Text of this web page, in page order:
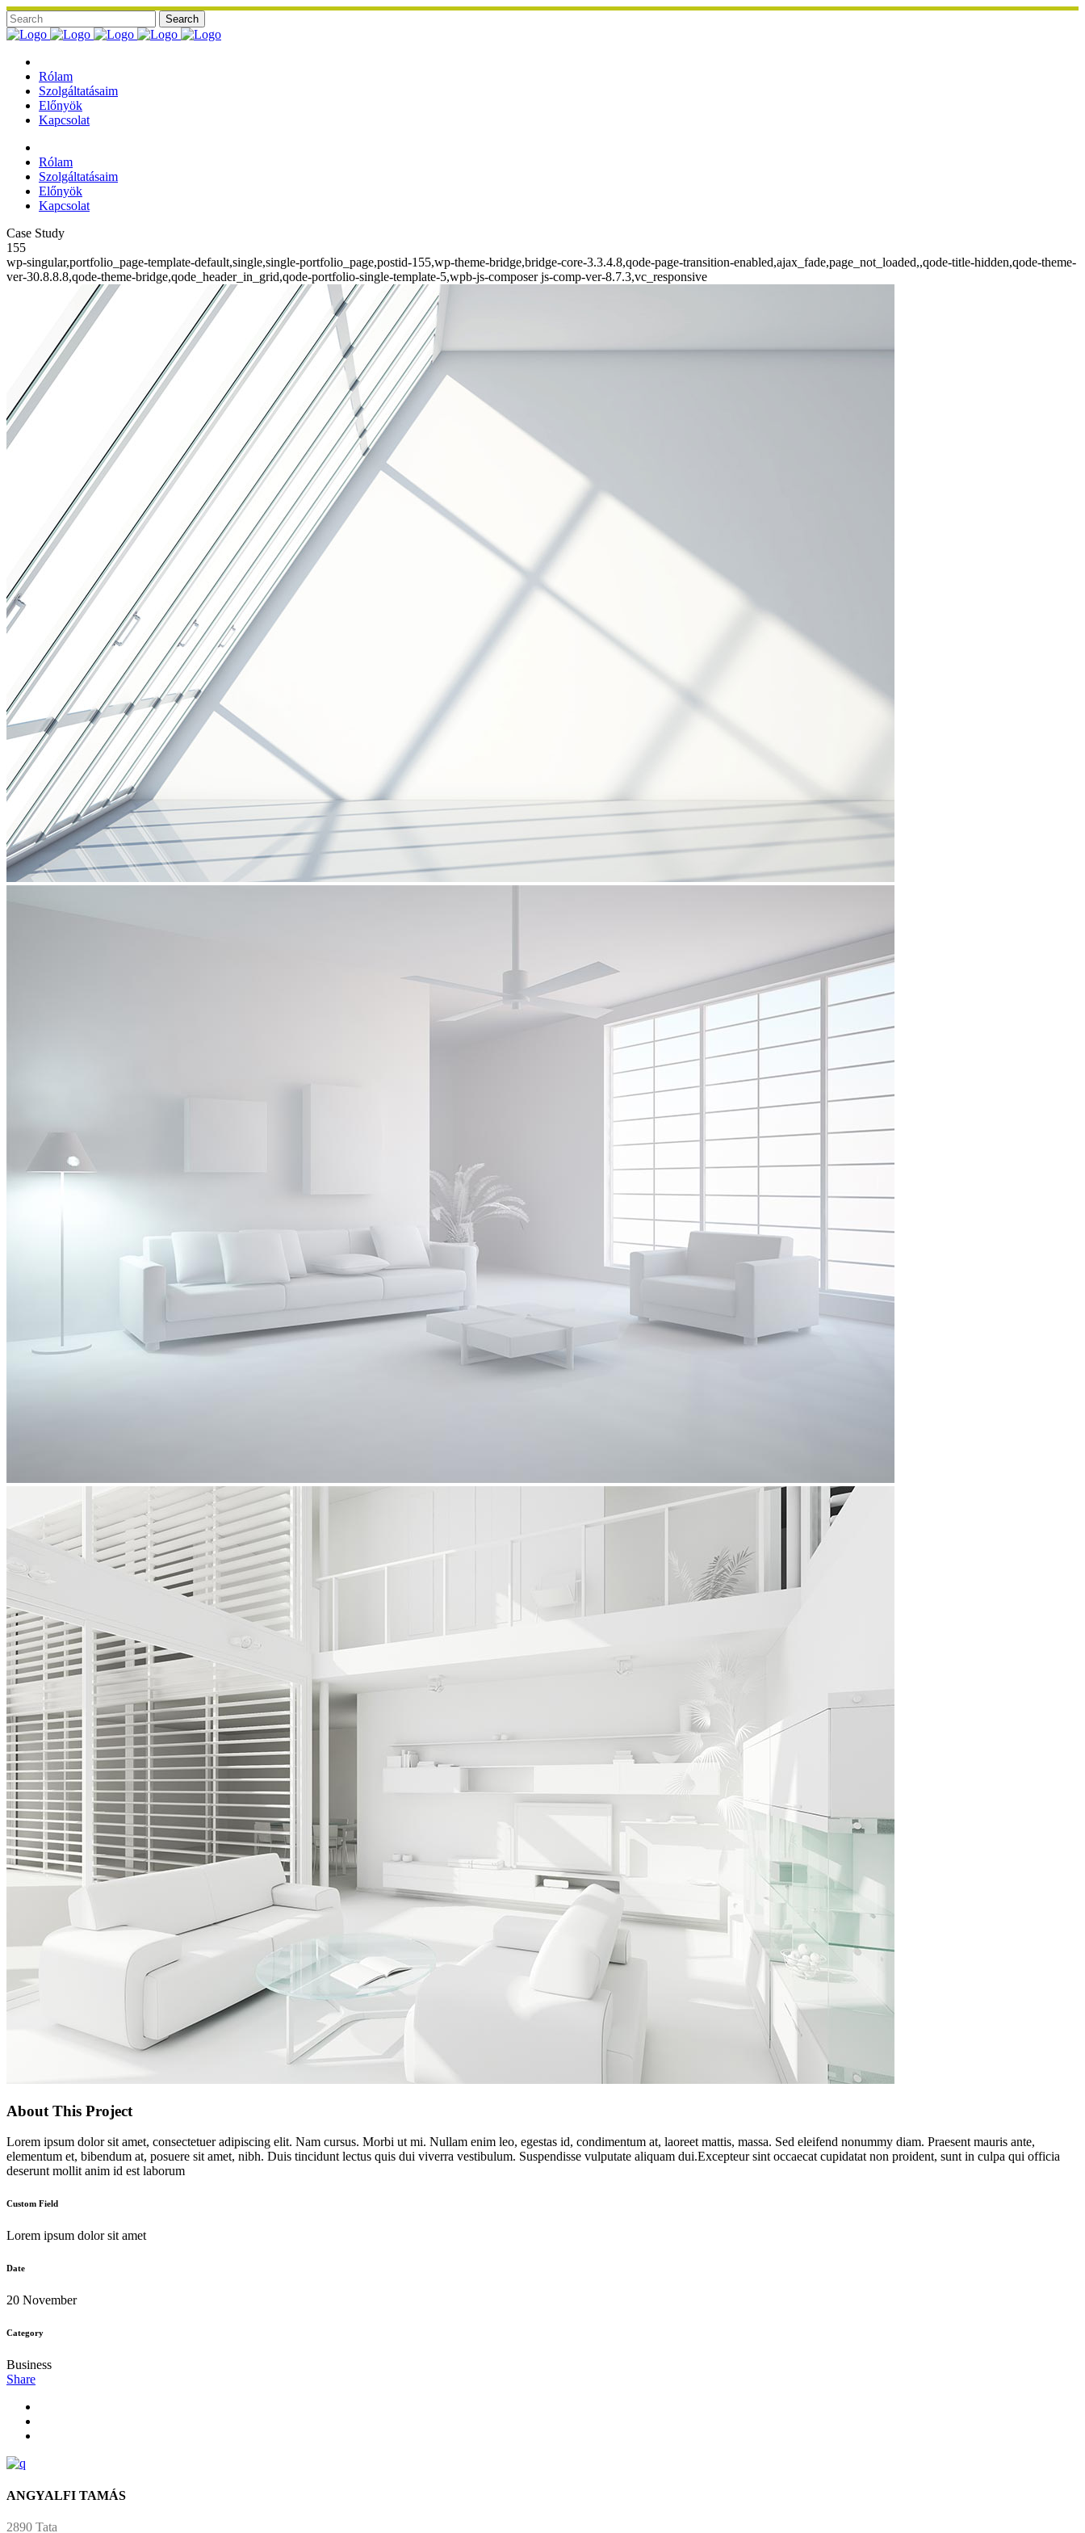
Rólam
Szolgáltatásaim
Előnyök
Kapcsolat
Rólam
Szolgáltatásaim
Előnyök
Kapcsolat
Case Study
155
wp-singular,portfolio_page-template-default,single,single-portfolio_page,postid-155,wp-theme-bridge,bridge-core-3.3.4.8,qode-page-transition-enabled,ajax_fade,page_not_loaded,,qode-title-hidden,qode-theme-
ver-30.8.8.8,qode-theme-bridge,qode_header_in_grid,qode-portfolio-single-template-5,wpb-js-composer js-comp-ver-8.7.3,vc_responsive
About This Project
Lorem ipsum dolor sit amet, consectetuer adipiscing elit. Nam cursus. Morbi ut mi. Nullam enim leo, egestas id, condimentum at, laoreet mattis, massa. Sed eleifend nonummy diam. Praesent mauris ante,
elementum et, bibendum at, posuere sit amet, nibh. Duis tincidunt lectus quis dui viverra vestibulum. Suspendisse vulputate aliquam dui.Excepteur sint occaecat cupidatat non proident, sunt in culpa qui officia
deserunt mollit anim id est laborum
Custom Field
Lorem ipsum dolor sit amet
Date
20 November
Category
Business
Share
ANGYALFI TAMÁS
2890 Tata